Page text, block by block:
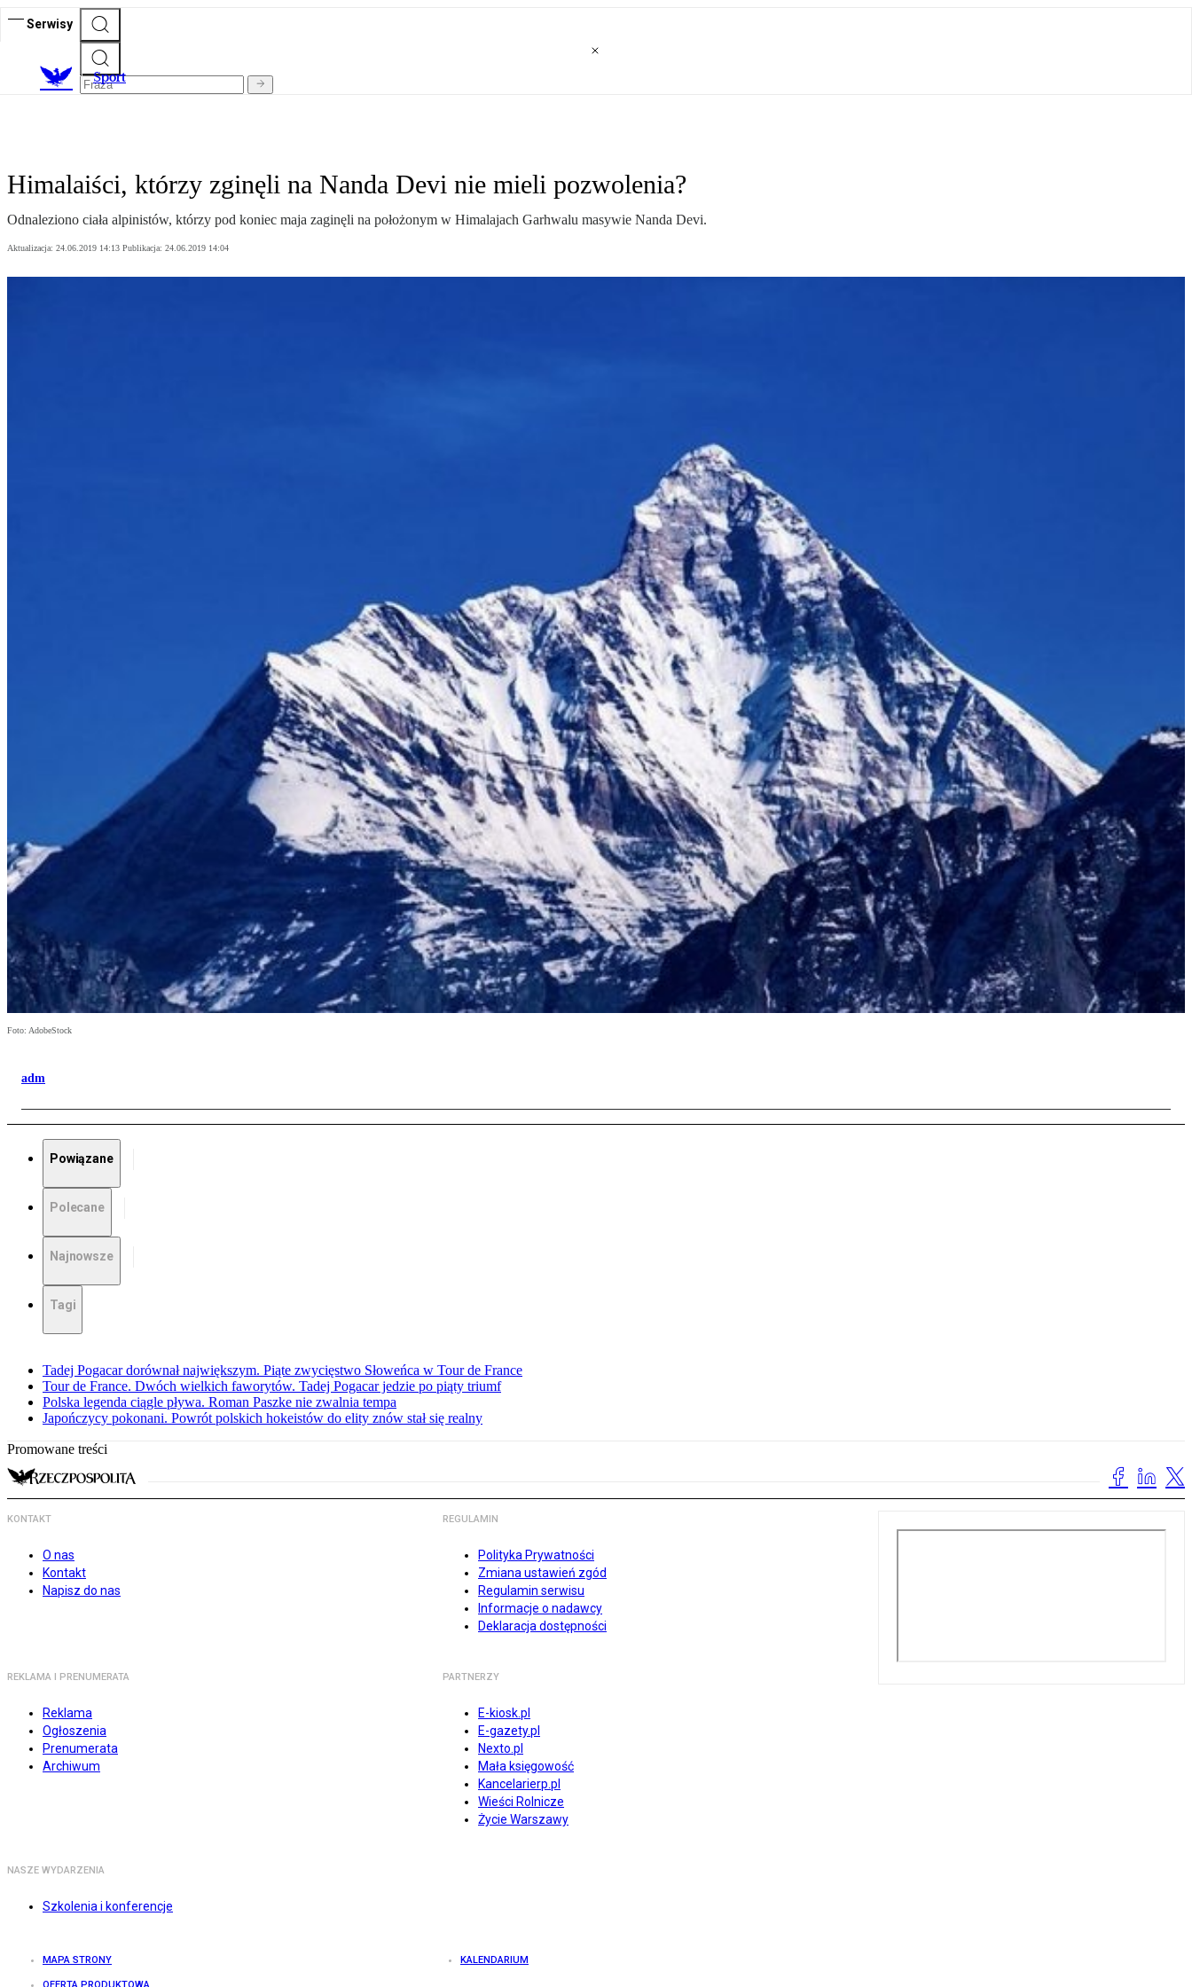
Serwisy
Sport
Himalaiści, którzy zginęli na Nanda Devi nie mieli pozwolenia?
Odnaleziono ciała alpinistów, którzy pod koniec maja zaginęli na położonym w Himalajach Garhwalu masywie Nanda Devi.
Aktualizacja: 24.06.2019 14:13 Publikacja: 24.06.2019 14:04
Foto: AdobeStock
adm
Powiązane
Polecane
Najnowsze
Tagi
Tadej Pogacar dorównał największym. Piąte zwycięstwo Słoweńca w Tour de France
Tour de France. Dwóch wielkich faworytów. Tadej Pogacar jedzie po piąty triumf
Polska legenda ciągle pływa. Roman Paszke nie zwalnia tempa
Japończycy pokonani. Powrót polskich hokeistów do elity znów stał się realny
Promowane treści
KONTAKT
O nas
Kontakt
Napisz do nas
REGULAMIN
Polityka Prywatności
Zmiana ustawień zgód
Regulamin serwisu
Informacje o nadawcy
Deklaracja dostępności
REKLAMA I PRENUMERATA
Reklama
Ogłoszenia
Prenumerata
Archiwum
PARTNERZY
E-kiosk.pl
E-gazety.pl
Nexto.pl
Mała księgowość
Kancelarierp.pl
Wieści Rolnicze
Życie Warszawy
NASZE WYDARZENIA
Szkolenia i konferencje
MAPA STRONY KALENDARIUM